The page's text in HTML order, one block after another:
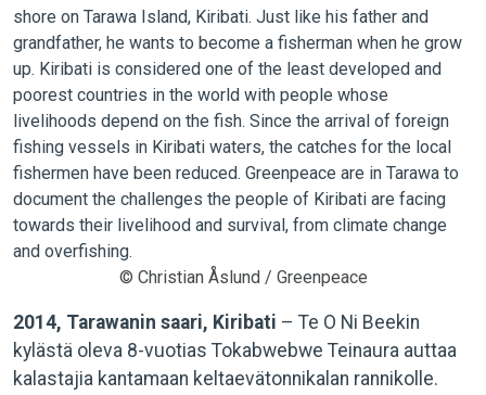
© Christian Åslund / Greenpeace
2014, Tarawanin saari, Kiribati – Te O Ni Beekin
kylästä oleva 8-vuotias Tokabwebwe Teinaura auttaa
kalastajia kantamaan keltaevätonnikalan rannikolle.